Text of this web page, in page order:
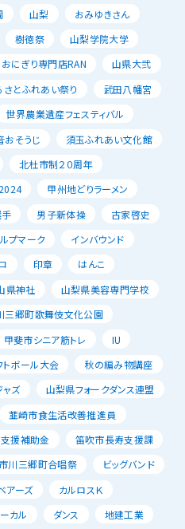
山梨
おみゆきさん
樹徳祭
山梨学院大学
おにぎり専門店RAN
山県大弐
とふれあい祭り
武田八幡宮
世界農業遺産フェスティバル
そうじ
須玉ふれあい文化館
北杜市制２０周年
甲州地どりラーメン
男子新体操
古家啓史
プマーク
インバウンド
印章
はんこ
県神社
山梨県美容専門学校
三郷町歌舞伎文化公園
甲斐市シニア筋トレ
IU
トボール大会
秋の編み物講座
ャズ
山梨県フォークダンス連盟
韮崎市食生活改善推進員
援補助金
笛吹市長寿支援課
市川三郷町合唱祭
ビッグバンド
アーズ
カルロスＫ
カル ダンス
地建工業